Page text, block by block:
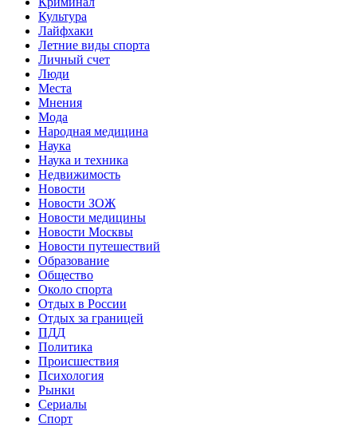
Культура
Лайфхаки
Летние виды спорта
Личный счет
Люди
Места
Мнения
Мода
Народная медицина
Наука
Наука и техника
Недвижимость
Новости
Новости ЗОЖ
Новости медицины
Новости Москвы
Новости путешествий
Образование
Общество
Около спорта
Отдых в России
Отдых за границей
ПДД
Политика
Происшествия
Психология
Рынки
Сериалы
Спорт